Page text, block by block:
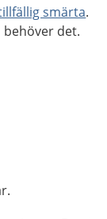
smärta.
det.